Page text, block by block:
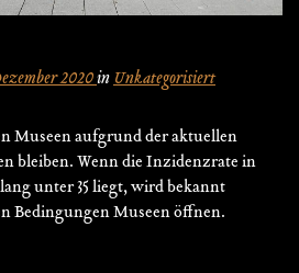
2020inUnkategorisiert
Museen aufgrund der aktuellen
bleiben. Wenn die Inzidenzrate in
unter 35 liegt, wird bekannt
Bedingungen Museen öffnen.